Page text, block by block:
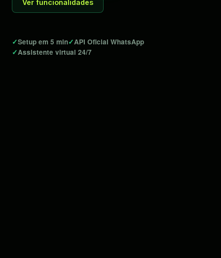
Ver funcionalidades
✓Setup em 5 min✓API Oficial WhatsApp
✓Assistente virtual 24/7